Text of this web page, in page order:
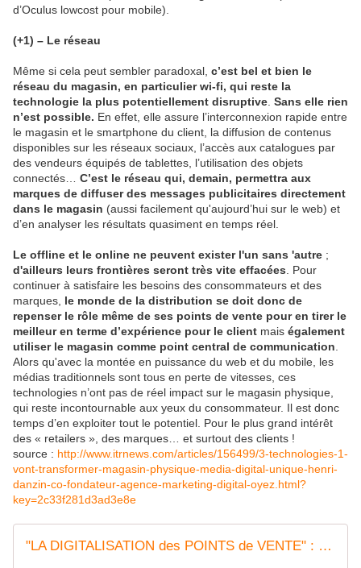
d’Oculus lowcost pour mobile).
(+1) – Le réseau
Même si cela peut sembler paradoxal, c’est bel et bien le
réseau du magasin, en particulier wi-fi, qui reste la
technologie la plus potentiellement disruptive Sans elle rien
n’est possible. En effet, elle assure l’interconnexion rapide entre
le magasin et le smartphone du client, la diffusion de contenus
disponibles sur les réseaux sociaux, l’accès aux catalogues par
des vendeurs équipés de tablettes, l’utilisation des objets
connectés… C’est le réseau qui, demain, permettra aux
marques de diffuser des messages publicitaires directement
dans le magasin (aussi facilement qu'aujourd’hui sur le web) et
d’en analyser les résultats quasiment en temps réel.
Le offline et le online ne peuvent exister l'un sans 'autre ;
d'ailleurs leurs frontières seront très vite effacées . Pour
continuer à satisfaire les besoins des consommateurs et des
marques, le monde de la distribution se doit donc de
repenser le rôle même de ses points de vente pour en tirer le
meilleur en terme d’expérience pour le client mais également
utiliser le magasin comme point central de communication
Alors qu'avec la montée en puissance du web et du mobile, les
médias traditionnels sont tous en perte de vitesses, ces
technologies n’ont pas de réel impact sur le magasin physique,
qui reste incontournable aux yeux du consommateur. Il est donc
temps d’en exploiter tout le potentiel. Pour le plus grand intérêt
des « retailers », des marques… et surtout des clients !
source : http://www.itrnews.com/articles/156499/3-technologies-1-
vont-transformer-magasin-physique-media-digital-unique-henri-
danzin-co-fondateur-agence-marketing-digital-oyez.html?
key=2c33f281d3ad3e8e​
"LA DIGITALISATION des POINTS de VENTE" : Les retailers sont à l'aube d'une révolution sans précédant - OOKAWA Corp.